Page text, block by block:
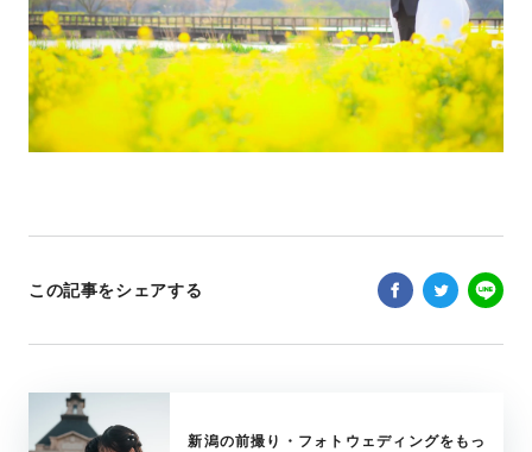
この記事をシェアする
新潟の前撮り・フォトウェディングをもっ